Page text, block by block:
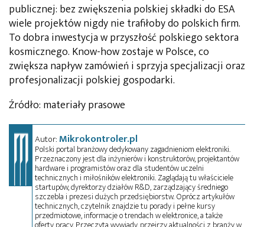
publicznej: bez zwiększenia polskiej składki do ESA
wiele projektów nigdy nie trafiłoby do polskich firm.
To dobra inwestycja w przyszłość polskiego sektora
kosmicznego. Know-how zostaje w Polsce, co
zwiększa napływ zamówień i sprzyja specjalizacji oraz
profesjonalizacji polskiej gospodarki.
Źródło: materiały prasowe
Autor:Mikrokontroler.pl
Polski portal branżowy dedykowany zagadnieniom elektroniki.
Przeznaczony jest dla inżynierów i konstruktorów, projektantów
hardware i programistów oraz dla studentów uczelni
technicznych i miłośników elektroniki. Zaglądają tu właściciele
startupów, dyrektorzy działów R&D, zarządzający średniego
szczebla i prezesi dużych przedsiębiorstw. Oprócz artykułów
technicznych, czytelnik znajdzie tu porady i pełne kursy
przedmiotowe, informacje o trendach w elektronice, a także